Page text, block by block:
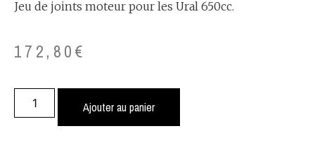
Jeu de joints moteur pour les Ural 650cc.
172,80€
Ajouter au panier